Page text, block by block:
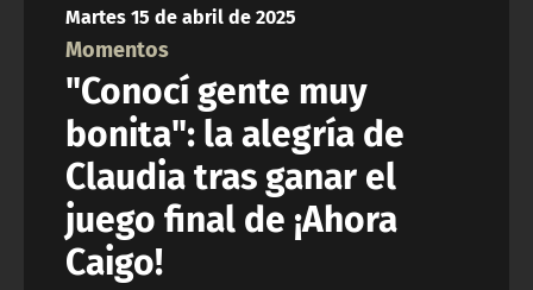
Martes 15 de abril de 2025
Momentos
"Conocí gente muy
bonita": la alegría de
Claudia tras ganar el
juego final de ¡Ahora
Caigo!